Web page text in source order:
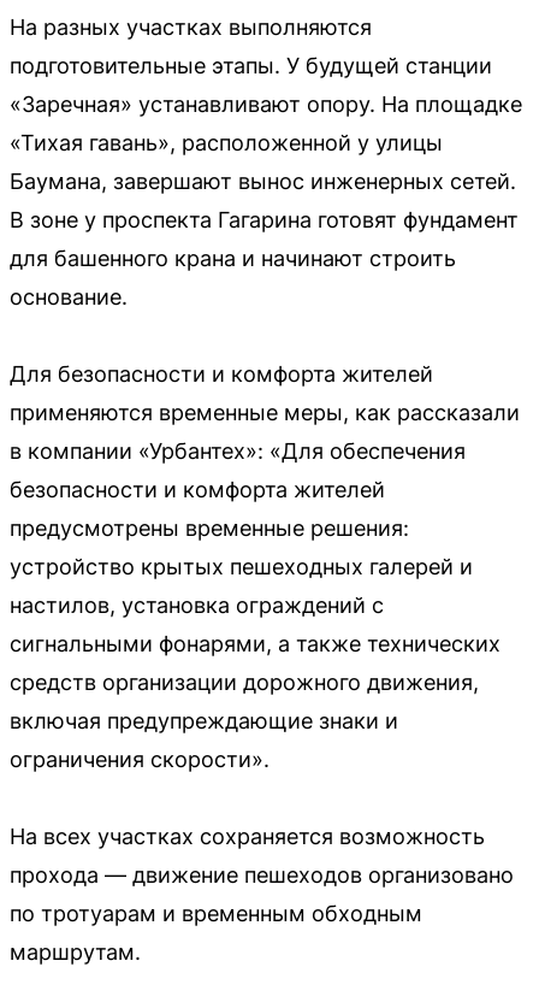
На разных участках выполняются
подготовительные этапы. У будущей станции
«Заречная» устанавливают опору. На площадке
«Тихая гавань», расположенной у улицы
Баумана, завершают вынос инженерных сетей.
В зоне у проспекта Гагарина готовят фундамент
для башенного крана и начинают строить
основание.
Для безопасности и комфорта жителей
применяются временные меры, как рассказали
в компании «Урбантех»: «Для обеспечения
безопасности и комфорта жителей
предусмотрены временные решения:
устройство крытых пешеходных галерей и
настилов, установка ограждений с
сигнальными фонарями, а также технических
средств организации дорожного движения,
включая предупреждающие знаки и
ограничения скорости».
На всех участках сохраняется возможность
прохода — движение пешеходов организовано
по тротуарам и временным обходным
маршрутам.